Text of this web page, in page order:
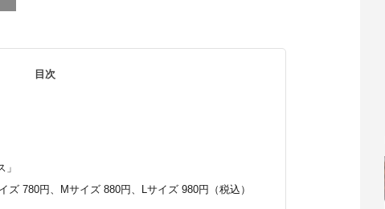
目次
780円、Mサイズ 880円、Lサイズ 980円（税込）